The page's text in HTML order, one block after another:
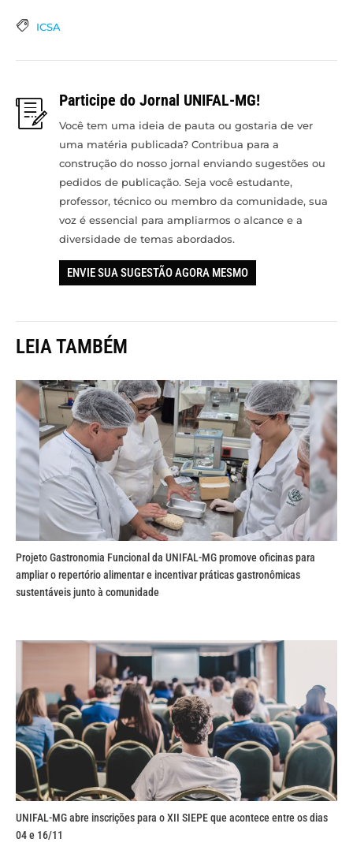
ICSA
Participe do Jornal UNIFAL-MG!
Você tem uma ideia de pauta ou gostaria de ver
uma matéria publicada? Contribua para a
construção do nosso jornal enviando sugestões ou
pedidos de publicação. Seja você estudante,
professor, técnico ou membro da comunidade, sua
voz é essencial para ampliarmos o alcance e a
diversidade de temas abordados.
ENVIE SUA SUGESTÃO AGORA MESMO
LEIA TAMBÉM
Projeto Gastronomia Funcional da UNIFAL-MG promove oficinas para
ampliar o repertório alimentar e incentivar práticas gastronômicas
sustentáveis junto à comunidade
UNIFAL-MG abre inscrições para o XII SIEPE que acontece entre os dias
04 e 16/11